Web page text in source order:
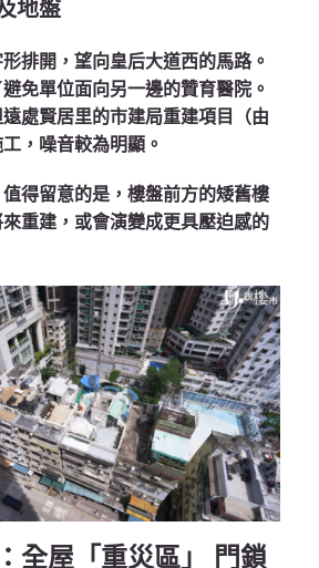
地盤
形排開，望向皇后大道西的馬路。
免單位面向另一邊的贊育醫院。
處賢居里的市建局重建項目（由
，噪音較為明顯。
得留意的是，樓盤前方的矮舊樓
重建，或會演變成更具壓迫感的
全屋「重災區」 門鎖